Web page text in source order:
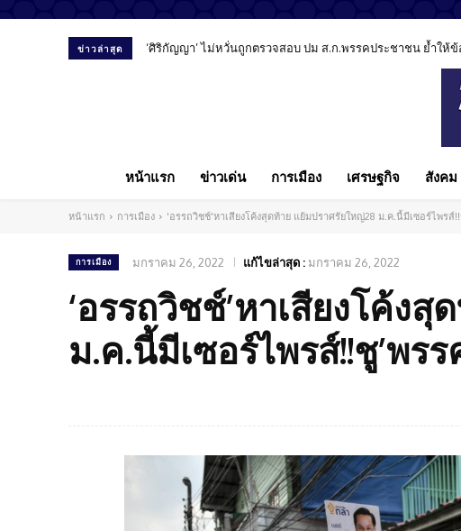
ข่าวล่าสุด ‘ศิริกัญญา’ ไม่หวั่นถูกตรวจสอบ ปม ส.ก.พรรคประชาชน ย้ำให้ข้
สัมภาษณ์พิเศษ “หมอลูกตาล” เปิดมุมมองทันตแพทย์ยุค AI
หน้าแรก ข่าวเด่น การเมือง เศรษฐกิจ สังคม
หน้าแรก การเมือง 'อรรถวิชช์'หาเสียงโค้งสุดท้าย แย้มปราศรัยใหญ่28 ม.ค.นี้มีเซอร์ไพร
การเมือง มกราคม 26, 2022 แก้ไขล่าสุด : มกราคม 26, 2022
‘อรรถวิชช์’หาเสียงโค้ง
ม.ค.นี้มีเซอร์ไพรส์!!ชู’พร